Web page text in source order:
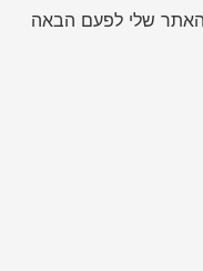
שלי לפעם הבאה